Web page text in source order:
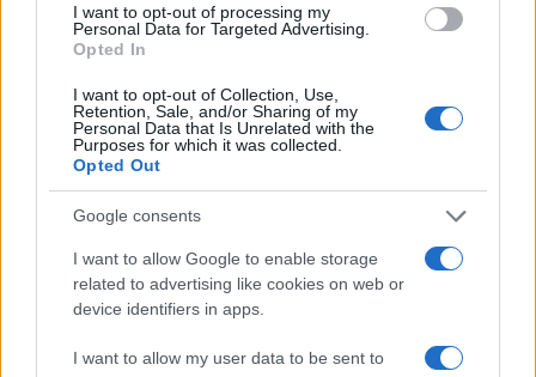
I want to opt-out of processing my
Personal Data for Targeted Advertising.
Opted In
I want to opt-out of Collection, Use,
Retention, Sale, and/or Sharing of my
Personal Data that Is Unrelated with the
Purposes for which it was collected.
Opted Out
Google consents
I want to allow Google to enable storage
related to advertising like cookies on web or
device identifiers in apps.
I want to allow my user data to be sent to
Continua a leggere
NOTIZIE